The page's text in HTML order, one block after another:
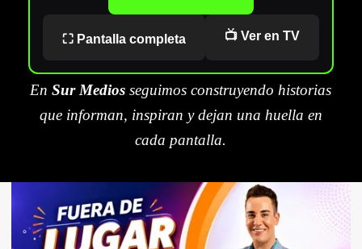
⛶ Pantalla completa 📺 Ver en TV
EnSur Medios seguimos construyendo historias
que informan, inspiran y dejan una huella en
cada pantalla.